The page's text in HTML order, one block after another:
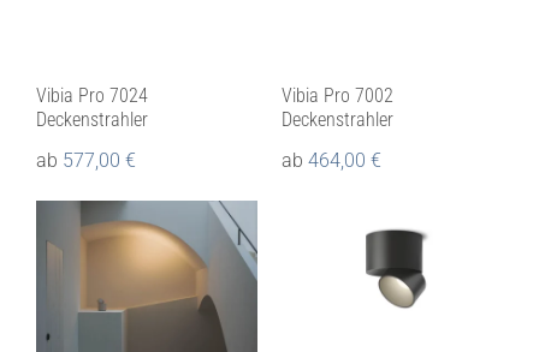
Vibia Pro 7024
Deckenstrahler
ab 577,00 €
Vibia Pro 7002
Deckenstrahler
ab 464,00 €